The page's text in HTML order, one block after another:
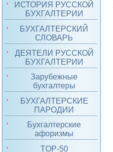
ИСТОРИЯ РУССКОЙ
БУХГАЛТЕРИИ
БУХГАЛТЕРСКИЙ
СЛОВАРЬ
ДЕЯТЕЛИ РУССКОЙ
БУХГАЛТЕРИИ
Зарубежные
бухгалтеры
БУХГАЛТЕРСКИЕ
ПАРОДИИ
Бухгалтерские
афоризмы
TOP-50